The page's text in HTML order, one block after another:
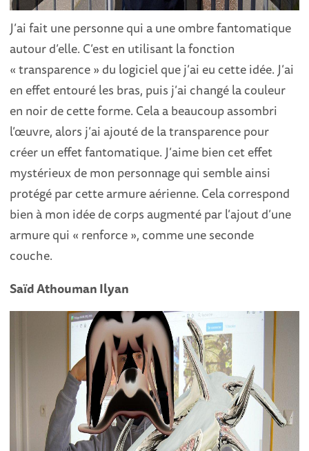
J’ai fait une personne qui a une ombre fantomatique
autour d’elle. C’est en utilisant la fonction
« transparence » du logiciel que j’ai eu cette idée. J’ai
en effet entouré les bras, puis j’ai changé la couleur
en noir de cette forme. Cela a beaucoup assombri
l’œuvre, alors j’ai ajouté de la transparence pour
créer un effet fantomatique. J’aime bien cet effet
mystérieux de mon personnage qui semble ainsi
protégé par cette armure aérienne. Cela correspond
bien à mon idée de corps augmenté par l’ajout d’une
armure qui « renforce », comme une seconde
couche.
Saïd Athouman Ilyan